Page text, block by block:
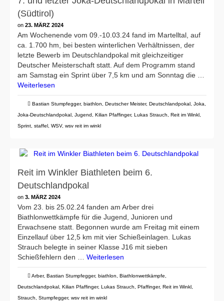
(Südtirol)
on 23. MÄRZ 2024
Am Wochenende vom 09.-10.03.24 fand im Martelltal, auf
ca. 1.700 hm, bei besten winterlichen Verhältnissen, der
letzte Bewerb im Deutschlandpokal mit gleichzeitiger
Deutscher Meisterschaft statt. Auf dem Programm stand
am Samstag ein Sprint über 7,5 km und am Sonntag die …
Weiterlesen
Bastian Stumpfegger, biathlon Deutscher Meister, Deutschlandpokal Joka
Joka-Deutschlandpokal Jugend Kilian Pfaffinger, Lukas Strauch Reit im Winkl
Sprint staffel WSV, wsv reit im winkl
Reit im Winkler Biathleten beim 6.
Deutschlandpokal
on 3. MÄRZ 2024
Vom 23. bis 25.02.24 fanden am Arber drei
Biathlonwettkämpfe für die Jugend, Junioren und
Erwachsene statt. Begonnen wurde am Freitag mit einem
Einzellauf über 12,5 km mit vier Schießeinlagen. Lukas
Strauch belegte in seiner Klasse J16 mit sieben
Schießfehlern den … Weiterlesen
Arber, Bastian Stumpfegger, biathlon Biathlonwettkämpfe
Deutschlandpokal Kilian Pfaffinger, Lukas Strauch Pfaffinger, Reit im Winkl
Strauch
Stumpfegger, wsv reit im winkl